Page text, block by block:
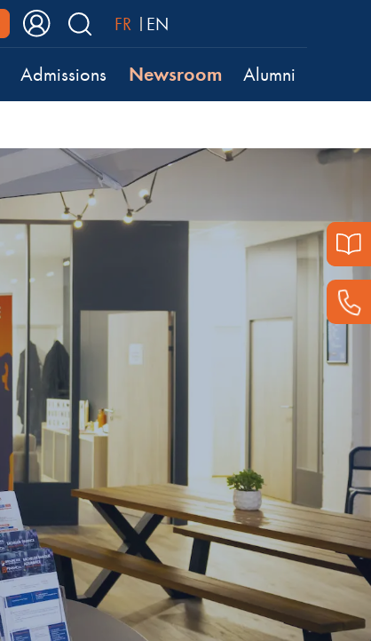
FR EN
Admissions Newsroom Alumni